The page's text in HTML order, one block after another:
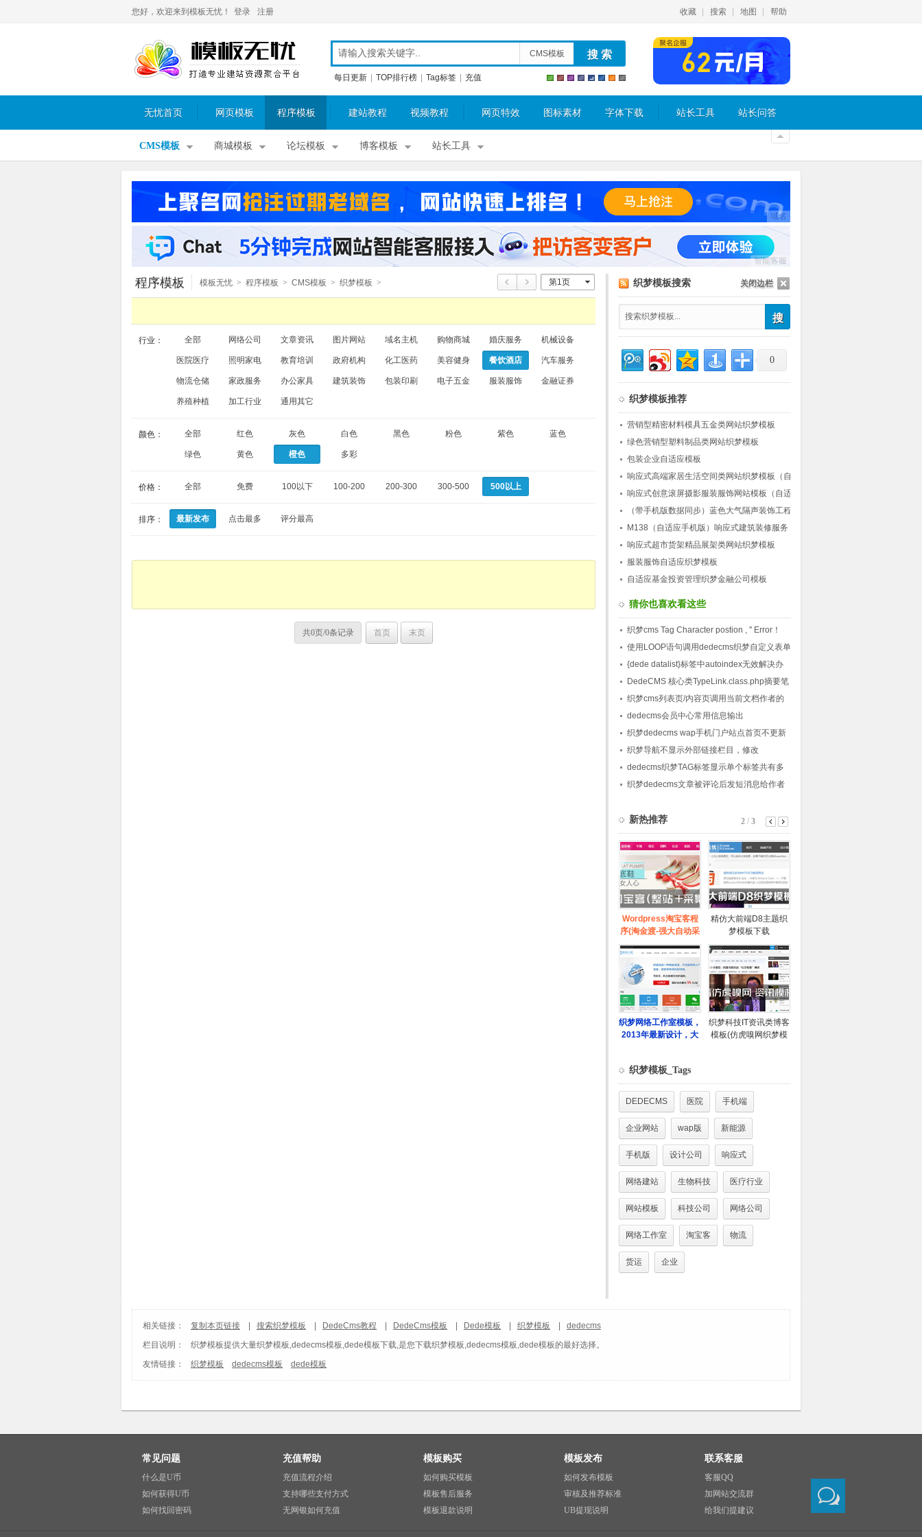
您好，欢迎来到模板无忧！ 登录 注册 收藏 搜索 地图 帮助
CMS模板
每日更新 TOP排行榜 Tag标签 充值
无忧首页 网页模板 程序模板 建站教程 视频教程 网页特效 图标素材 字体下载 站长工具 站长问答
CMS模板 商城模板 论坛模板 博客模板 站长工具
域名
智能客服
关闭边栏
程序模板 模板无忧 > 程序模板 > CMS模板 > 织梦模板 > 第1页
行业： 全部 网络公司 文章资讯 图片网站 域名主机 购物商城 婚庆服务 机械设备
医院医疗 照明家电 教育培训 政府机构 化工医药 美容健身 餐饮酒店 汽车服务
物流仓储 家政服务 办公家具 建筑装饰 包装印刷 电子五金 服装服饰 金融证券
养殖种植 加工行业 通用其它
颜色： 全部 红色 灰色 白色 黑色 粉色 紫色 蓝色
绿色 黄色 橙色 多彩
价格： 全部 免费 100以下 100-200 200-300 300-500 500以上
排序： 最新发布 点击最多 评分最高
共0页/0条记录 首页 末页
织梦模板搜索
0
织梦模板推荐
营销型精密材料模具五金类网站织梦模板
绿色营销型塑料制品类网站织梦模板
包装企业自适应模板
响应式高端家居生活空间类网站织梦模板（自
适应）
响应式创意滚屏摄影服装服饰网站模板（自适
应）
（带手机版数据同步）蓝色大气隔声装饰工程
公司类网站织梦模板 营销型工程装饰网站源
码下载
M138（自适应手机版）响应式建筑装修服务
公司网站织梦模板 HTML5建筑行业企业网站
源码下载
响应式超市货架精品展架类网站织梦模板
服装服饰自适应织梦模板
自适应基金投资管理织梦金融公司模板
猜你也喜欢看这些
织梦cms Tag Character postion , '' Error！
使用LOOP语句调用dedecms织梦自定义表单
内容的方法
{dede datalist}标签中autoindex无效解决办
法
DedeCMS 核心类TypeLink.class.php摘要笔
记
织梦cms列表页/内容页调用当前文档作者的
会员头像的方法
dedecms会员中心常用信息输出
织梦dedecms wap手机门户站点首页不更新
的解决方法
织梦导航不显示外部链接栏目，修改
channelartlist标签方法
dedecms织梦TAG标签显示单个标签共有多
少篇文章的方法
织梦dedecms文章被评论后发短消息给作者
织梦模板_Tags
DEDECMS 医院 手机端
企业网站 wap版 新能源
手机版 设计公司 响应式
网络建站 生物科技 医疗行业
网站模板 科技公司 网络公司
网络工作室 淘宝客 物流
货运 企业
相关链接： 复制本页链接 搜索织梦模板 DedeCms教程 DedeCms模板 Dede模板 织梦模板
dedecms
栏目说明：
织梦模板提供大量织梦模板,dedecms模板,dede模板下载,是您下载织梦模板,dedecms模板,dede模板的最好选择。
友情链接：
织梦模板 dedecms模板 dede模板
常见问题
什么是U币
如何获得U币
如何找回密码
充值帮助
充值流程介绍
支持哪些支付方式
无网银如何充值
模板购买
如何购买模板
模板售后服务
模板退款说明
模板发布
如何发布模板
审核及推荐标准
UB提现说明
联系客服
客服QQ
加网站交流群
给我们提建议